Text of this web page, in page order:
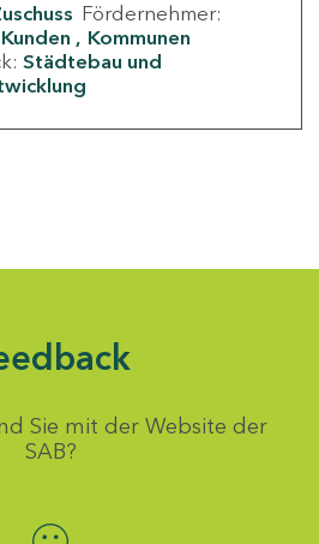
Fördernehmer:
Kommunen
Städtebau und
Sie mit der Website der
SAB?
Bewertung auswählen